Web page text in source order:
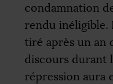
condamnation
rendu inéligible.
tiré après un an
discours durant
répression aura